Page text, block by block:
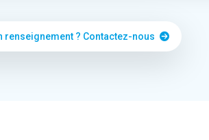
renseignement ? Contactez-nous